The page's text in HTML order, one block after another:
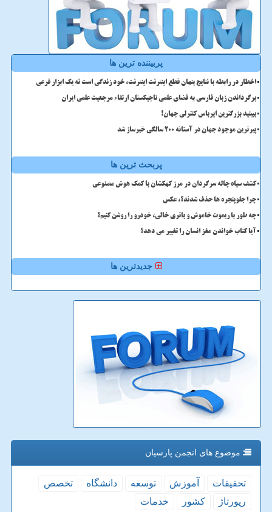
پربیننده ترین ها
اخطار در رابطه با نتایج پنهان قطع اینترنت اینترنت، خود زندگی است نه یک ابزار فرعی
برگرداندن زبان فارسی به فضای علمی تاجیکستان ارتقاء مرجعیت علمی ایران
ببینید بزرگترین ایرباس کنترلی جهان!
پیرترین موجود جهان در آستانه ۲۰۰ سالگی خبرساز شد
پربحث ترین ها
کشف سیاه چاله سرگردان در مرز کهکشان با کمک هوش مصنوعی
چرا جلوپنجره ها حذف شدند؟، عکس
چه طور با ریموت خاموش و باتری خالی، خودرو را روشن کنیم؟
آیا کتاب خواندن مغز انسان را تغییر می دهد؟
جدیدترین ها
موضوع های انجمن پارسیان
تحقیقات آموزش توسعه دانشگاه
تخصص
رپورتاژ
كشور خدمات